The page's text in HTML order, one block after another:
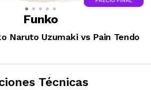
Funko
Naruto Uzumaki vs Pain Tendo
Técnicas